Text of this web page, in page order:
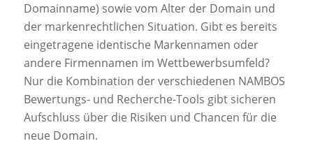
Domainname) sowie vom Alter der Domain und
der markenrechtlichen Situation. Gibt es bereits
eingetragene identische Markennamen oder
andere Firmennamen im Wettbewerbsumfeld?
Nur die Kombination der verschiedenen NAMBOS
Bewertungs- und Recherche-Tools gibt sicheren
Aufschluss über die Risiken und Chancen für die
neue Domain.